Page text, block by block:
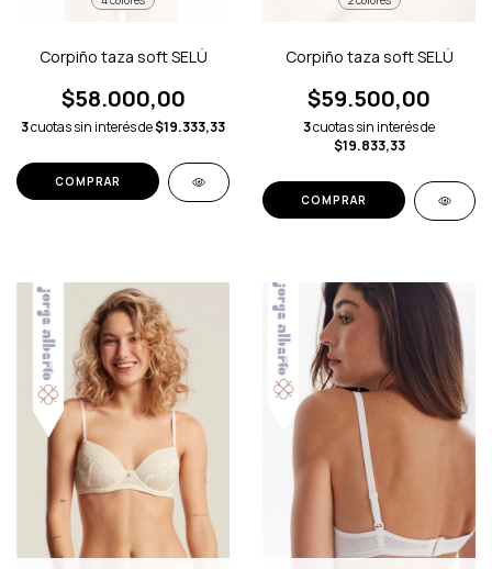
Corpiño taza soft SELÚ
$58.000,00
3cuotas sin interés de$19.333,33
COMPRAR
Corpiño taza soft SELÚ
$59.500,00
3cuotas sin interés de
$19.833,33
COMPRAR